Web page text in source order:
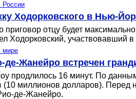
России
Ходорковского в Нью-
отцу будет
Ходорковский, участвовавший в
мире
де-Жанейро встречен
продлилось 16 минут. По
(10 миллионов долларов).
де-Жанейро.